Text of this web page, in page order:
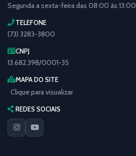
Segunda a sexta-feira das 08:00 às 13:00
TELEFONE
(73) 3283-3800
CNPJ
13.682.398/0001-35
MAPA DO SITE
Clique para visualizar
REDES SOCIAIS